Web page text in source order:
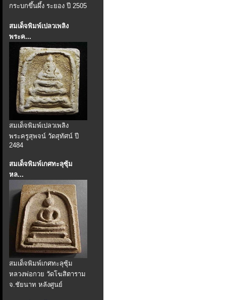
กระบกขึ้นผึ้ง ระยอง ปี 2505
สมเด็จพิมพ์เปลวเพลิง
พระค...
สมเด็จพิมพ์เปลวเพลิง
พระครูสุพจน์ วัดสุทัศน์ ปี
2484
สมเด็จพิมพ์เกศทะลุซุ้ม
หล...
สมเด็จพิมพ์เกศทะลุซุ้ม
หลวงพ่อกวย วัดโฆสิตาราม
จ.ชัยนาท หลังศูนย์